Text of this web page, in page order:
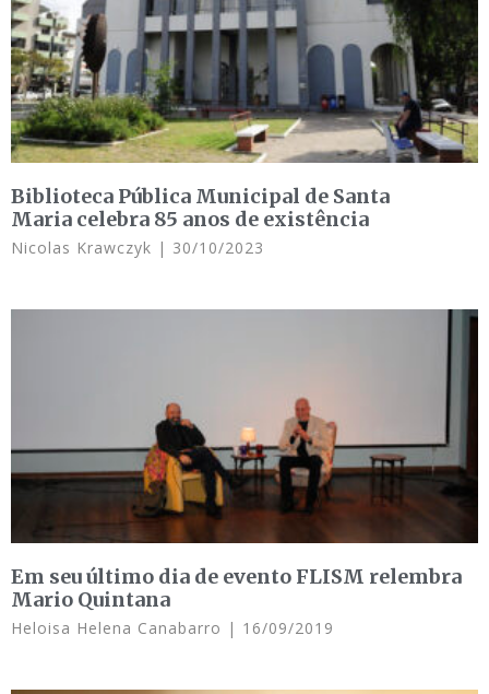
Biblioteca Pública Municipal de Santa
Maria celebra 85 anos de existência
Nicolas Krawczyk 30/10/2023
Em seu último dia de evento FLISM relembra
Mario Quintana
Heloisa Helena Canabarro 16/09/2019